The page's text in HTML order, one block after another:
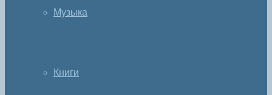
Музыка
Книги